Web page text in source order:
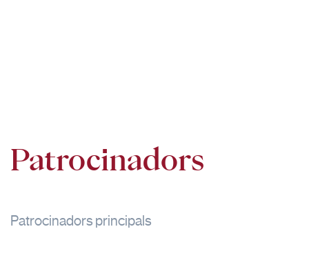
Patrocinadors
Patrocinadors principals